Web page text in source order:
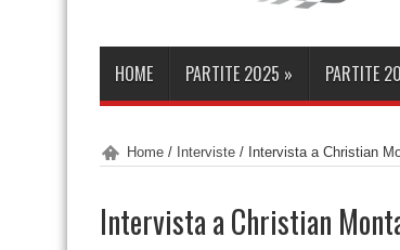
HOME PARTITE 2025 » PARTITE
Home / Interviste / Intervista a Christian
Intervista a Christian